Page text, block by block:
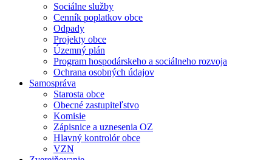
Sociálne služby
Cenník poplatkov obce
Odpady
Projekty obce
Územný plán
Program hospodárskeho a sociálneho rozvoja
Ochrana osobných údajov
Samospráva
Starosta obce
Obecné zastupiteľstvo
Komisie
Zápisnice a uznesenia OZ
Hlavný kontrolór obce
VZN